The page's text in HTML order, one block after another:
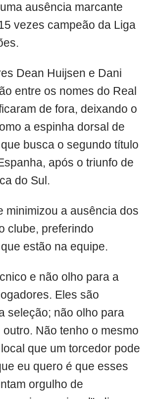
ausência marcante
vezes campeão da Liga
Dean Huijsen e Dani
entre os nomes do Real
de fora, deixando o
a espinha dorsal de
busca o segundo título
após o triunfo de
do Sul.
minimizou a ausência dos
clube, preferindo
estão na equipe.
e não olho para a
Eles são
seleção; não olho para
outro. Não tenho o mesmo
que um torcedor pode
eu quero é que esses
orgulho de